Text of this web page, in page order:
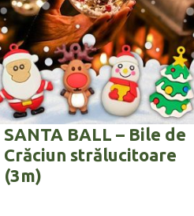
SANTA BALL – Bile de
Crăciun strălucitoare
(3m)